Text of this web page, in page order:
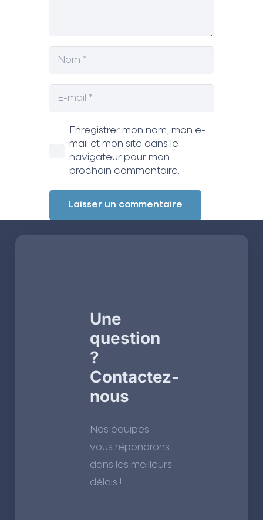
Enregistrer mon nom, mon e-
mail et mon site dans le
navigateur pour mon
prochain commentaire.
Laisser un commentaire
Une
question
?
Contactez-
nous
Nos équipes
vous répondrons
dans les meilleurs
délais !